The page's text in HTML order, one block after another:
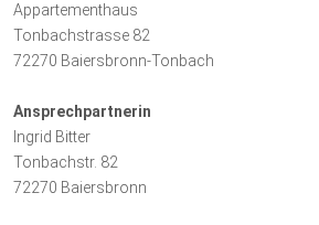
Appartementhaus
Tonbachstrasse 82
72270 Baiersbronn-Tonbach
Ansprechpartnerin
Ingrid Bitter
Tonbachstr. 82
72270 Baiersbronn